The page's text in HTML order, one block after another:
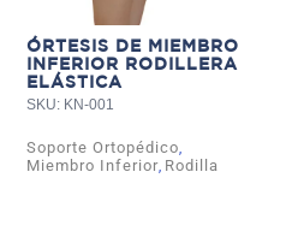
ÓRTESIS DE MIEMBRO
INFERIOR RODILLERA
ELÁSTICA
SKU: KN-001
Soporte Ortopédico,
Miembro Inferior, Rodilla